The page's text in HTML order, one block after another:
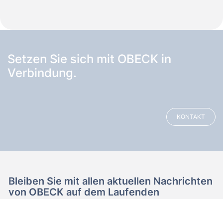
Setzen Sie sich mit OBECK in
Verbindung.
KONTAKT
Bleiben Sie mit allen aktuellen Nachrichten
von OBECK auf dem Laufenden